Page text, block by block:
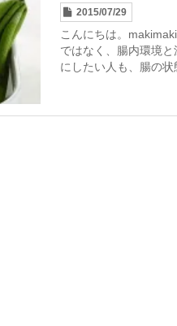
2015/07/29
こんにちは。
ではなく、腸内環境
にしたい人も、腸の